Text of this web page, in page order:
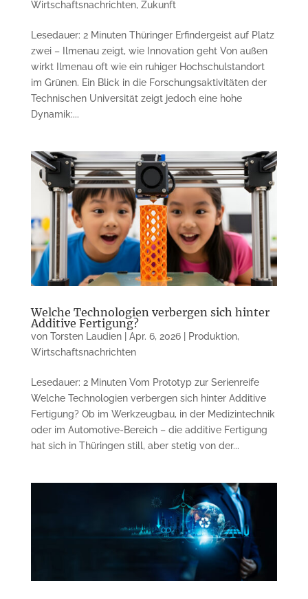
Wirtschaftsnachrichten, Zukunft
Lesedauer: 2 Minuten Thüringer Erfindergeist auf Platz
zwei – Ilmenau zeigt, wie Innovation geht Von außen
wirkt Ilmenau oft wie ein ruhiger Hochschulstandort
im Grünen. Ein Blick in die Forschungsaktivitäten der
Technischen Universität zeigt jedoch eine hohe
Dynamik:...
Welche Technologien verbergen sich hinter
Additive Fertigung?
von Torsten Laudien| Apr. 6, 2026| Produktion,
Wirtschaftsnachrichten
Lesedauer: 2 Minuten Vom Prototyp zur Serienreife
Welche Technologien verbergen sich hinter Additive
Fertigung? Ob im Werkzeugbau, in der Medizintechnik
oder im Automotive-Bereich – die additive Fertigung
hat sich in Thüringen still, aber stetig von der...